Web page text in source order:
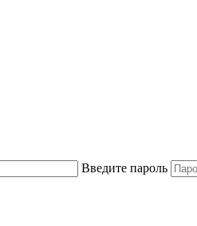
Введите пароль